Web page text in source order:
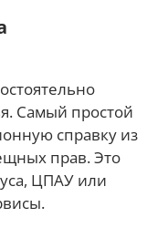
Самый простой
справку из
прав. Это
ЦПАУ или